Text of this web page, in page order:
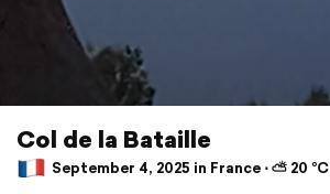
Col de la Bataille
September 4, 2025 in France ⋅ ⛅ 20 °C